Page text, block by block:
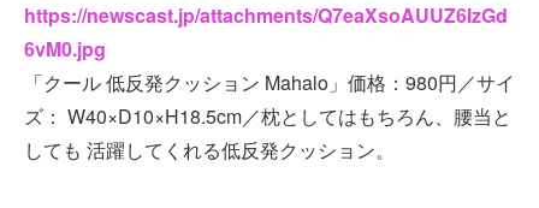
https://newscast.jp/attachments/Q7eaXsoAUUZ6IzGd
6vM0.jpg
「クール 低反発クッション Mahalo」価格：980円／サイ
ズ： W40×D10×H18.5cm／枕としてはもちろん、腰当と
しても 活躍してくれる低反発クッション。